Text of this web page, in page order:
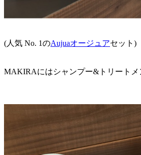
(人気 No. 1のAujuaオージュアセット)
MAKIRAにはシャンプー&トリート